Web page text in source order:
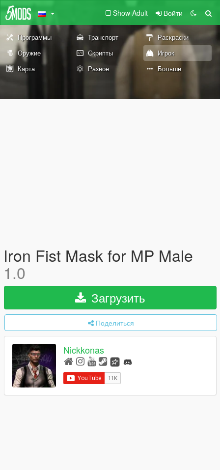
Show Adult Войти
Программы Транспорт
Раскраски
Оружие
Скрипты
Игрок
Карта
Разное Больше
Iron Fist Mask for MP Male
1.0
Загрузить
Поделиться
Nickkonas